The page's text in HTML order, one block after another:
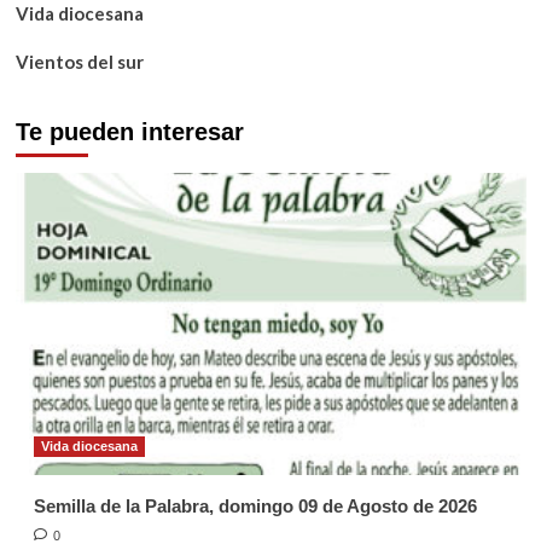
Vida diocesana
Vientos del sur
Te pueden interesar
Vida diocesana
Semilla de la Palabra, domingo 09 de Agosto de 2026
0